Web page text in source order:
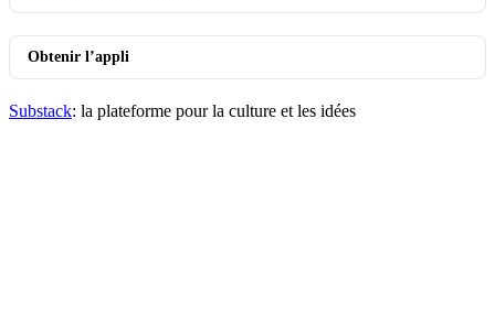
Obtenir l’appli
Substack: la plateforme pour la culture et les idées